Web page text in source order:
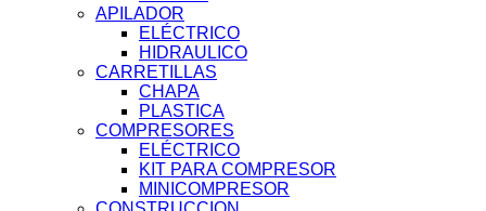
APILADOR
ELÉCTRICO
HIDRAULICO
CARRETILLAS
CHAPA
PLASTICA
COMPRESORES
ELÉCTRICO
KIT PARA COMPRESOR
MINICOMPRESOR